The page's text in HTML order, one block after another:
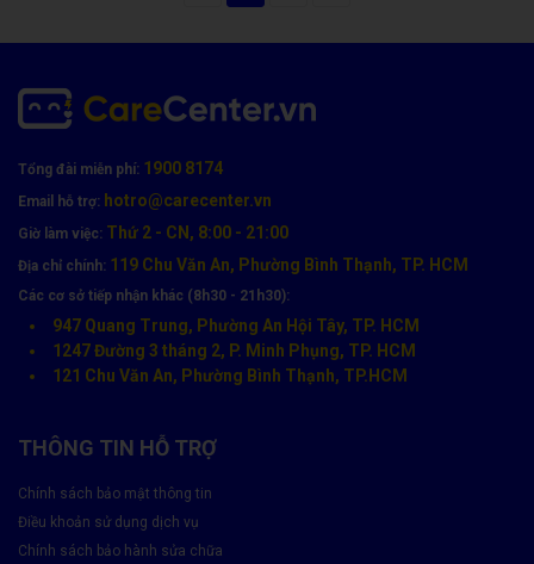
Tổng đài miễn phí: 1900 8174
Email hỗ trợ: hotro@carecenter.vn
Giờ làm việc: Thứ 2 - CN, 8:00 - 21:00
Địa chỉ chính: 119 Chu Văn An, Phường Bình Thạnh, TP. HCM
Các cơ sở tiếp nhận khác (8h30 - 21h30):
947 Quang Trung, Phường An Hội Tây, TP. HCM
1247 Đường 3 tháng 2, P. Minh Phụng, TP. HCM
121 Chu Văn An, Phường Bình Thạnh, TP.HCM
THÔNG TIN HỖ TRỢ
Chính sách bảo mật thông tin
Điều khoản sử dụng dịch vụ
Chính sách bảo hành sửa chữa